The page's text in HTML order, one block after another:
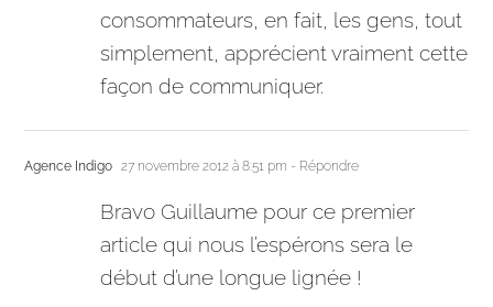
consommateurs, en fait, les gens, tout
simplement, apprécient vraiment cette
façon de communiquer.
Agence Indigo 27 novembre 2012 à 8:51 pm - Répondre
Bravo Guillaume pour ce premier
article qui nous l’espérons sera le
début d’une longue lignée !